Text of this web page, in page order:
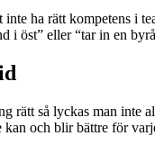
ha rätt kompetens i
i öst” eller “tar in en
rätt så lyckas man inte
kan och blir bättre för